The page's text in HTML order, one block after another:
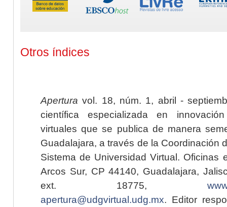
Otros índices
Apertura vol. 18, núm. 1, abril -
científica especializada en
virtuales que se publica de manera
Guadalajara, a través de la Coordinación
Sistema de Universidad Virtual. Oficinas
Arcos Sur, CP 44140, Guadalajara,
ext. 18775,
apertura@udgvirtual.udg.mx. Editor